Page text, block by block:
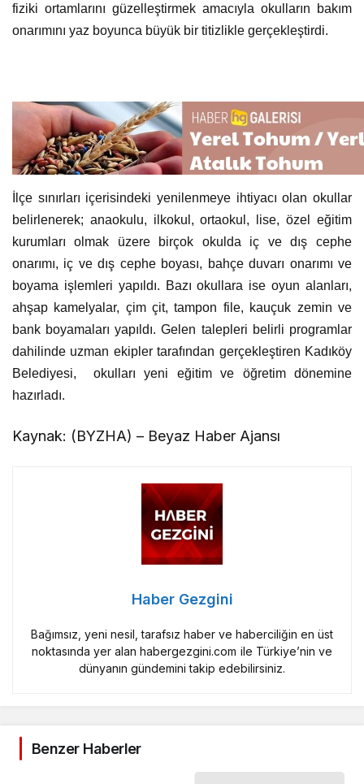
fiziki ortamlarını güzelleştirmek amacıyla okulların bakım
onarımını yaz boyunca büyük bir titizlikle gerçekleştirdi.
İlçe sınırları içerisindeki yenilenmeye ihtiyacı olan okullar
belirlenerek; anaokulu, ilkokul, ortaokul, lise, özel eğitim
kurumları olmak üzere birçok okulda iç ve dış cephe
onarımı, iç ve dış cephe boyası, bahçe duvarı onarımı ve
boyama işlemleri yapıldı. Bazı okullara ise oyun alanları,
ahşap kamelyalar, çim çit, tampon file, kauçuk zemin ve
bank boyamaları yapıldı. Gelen talepleri belirli programlar
dahilinde uzman ekipler tarafından gerçekleştiren Kadıköy
Belediyesi, okulları yeni eğitim ve öğretim dönemine
hazırladı.
Kaynak: (BYZHA) – Beyaz Haber Ajansı
Haber Gezgini
Bağımsız, yeni nesil, tarafsız haber ve haberciliğin en üst
noktasında yer alan habergezgini.com ile Türkiye’nin ve
dünyanın gündemini takip edebilirsiniz.
Benzer Haberler